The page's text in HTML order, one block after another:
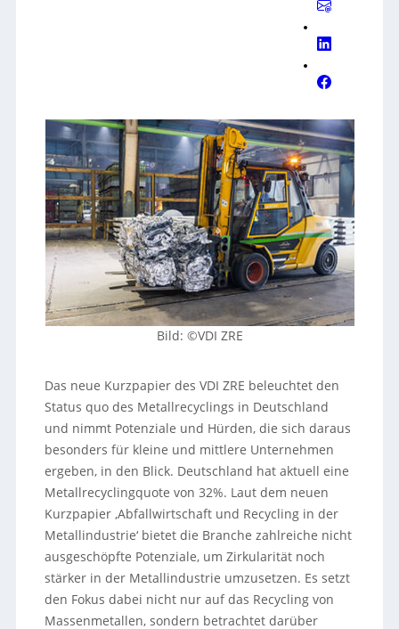
Bild: ©VDI ZRE
Das neue Kurzpapier des VDI ZRE beleuchtet den
Status quo des Metallrecyclings in Deutschland
und nimmt Potenziale und Hürden, die sich daraus
besonders für kleine und mittlere Unternehmen
ergeben, in den Blick. Deutschland hat aktuell eine
Metallrecyclingquote von 32%. Laut dem neuen
Kurzpapier ‚Abfallwirtschaft und Recycling in der
Metallindustrie‘ bietet die Branche zahlreiche nicht
ausgeschöpfte Potenziale, um Zirkularität noch
stärker in der Metallindustrie umzusetzen. Es setzt
den Fokus dabei nicht nur auf das Recycling von
Massenmetallen, sondern betrachtet darüber